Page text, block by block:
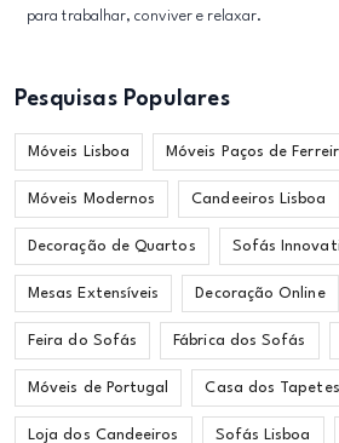
para trabalhar, conviver e relaxar.
Pesquisas Populares
Móveis Lisboa Móveis Paços de
Móveis Modernos Candeeiros Lisboa
Decoração de Quartos Sofás
Mesas Extensíveis Decoração Online
Feira do Sofás Fábrica dos Sofás
Móveis de Portugal Casa dos Tapetes
Loja dos Candeeiros Sofás Lisboa